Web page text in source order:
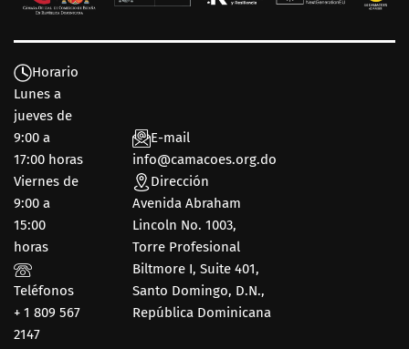
Horario
Lunes a
jueves de
9:00 a
17:00 horas
Viernes de
9:00 a
15:00
horas
Teléfonos
+ 1 809 567
2147
E-mail
info@camacoes.org.do
Dirección
Avenida Abraham
Lincoln No. 1003,
Torre Profesional
Biltmore I, Suite 401,
Santo Domingo, D.N.,
República Dominicana